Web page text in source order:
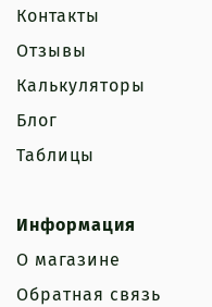
Контакты
Отзывы
Калькуляторы
Блог
Таблицы
Информация
О магазине
Обратная связь